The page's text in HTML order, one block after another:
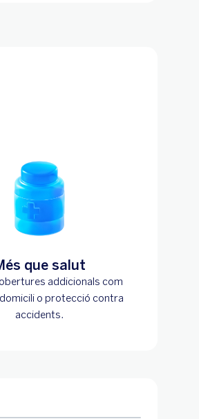
que salut
addicionals com
o protecció contra
accidents.